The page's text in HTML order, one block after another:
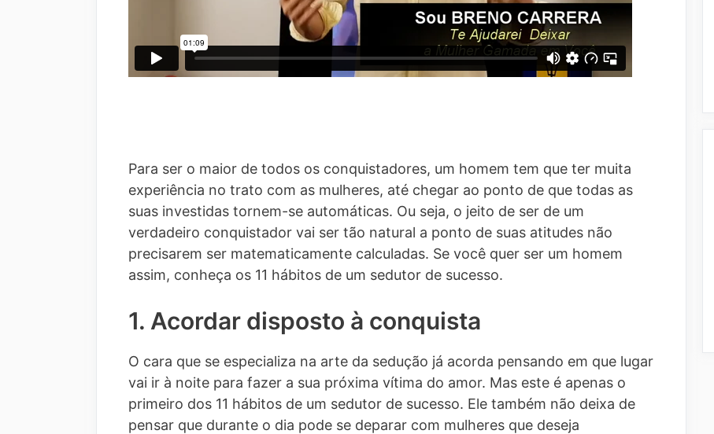
Para ser o maior de todos os conquistadores, um homem tem que ter muita
experiência no trato com as mulheres, até chegar ao ponto de que todas as
suas investidas tornem-se automáticas. Ou seja, o jeito de ser de um
verdadeiro conquistador vai ser tão natural a ponto de suas atitudes não
precisarem ser matematicamente calculadas. Se você quer ser um homem
assim, conheça os 11 hábitos de um sedutor de sucesso.
1. Acordar disposto à conquista
O cara que se especializa na arte da sedução já acorda pensando em que lugar
vai ir à noite para fazer a sua próxima vítima do amor. Mas este é apenas o
primeiro dos 11 hábitos de um sedutor de sucesso. Ele também não deixa de
pensar que durante o dia pode se deparar com mulheres que deseja